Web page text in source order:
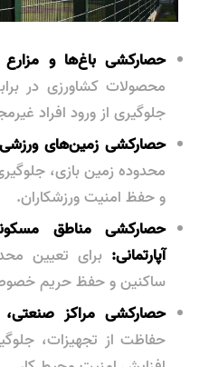
حصارکشی باغ‌ها و مزارع
محصولات کشاورزی در
جلوگیری از ورود افراد
حصارکشی زمین‌های ورزشی
محدوده زمین بازی،
و حفظ امنیت ورزشکاران.
حصارکشی مناطق
آپارتمانی: برای تعیین
ساکنین و حفظ حریم
حصارکشی مراکز صنعتی،
حفاظت از تجهیزات،